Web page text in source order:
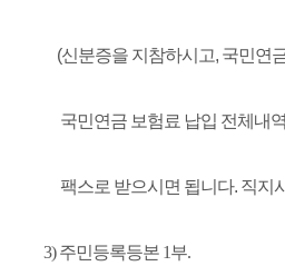
(신분증을 지참하시고, 국민연
국민연금 보험료 납입 전체내
팩스로 받으시면 됩니다. 직지
3) 주민등록등본 1부.